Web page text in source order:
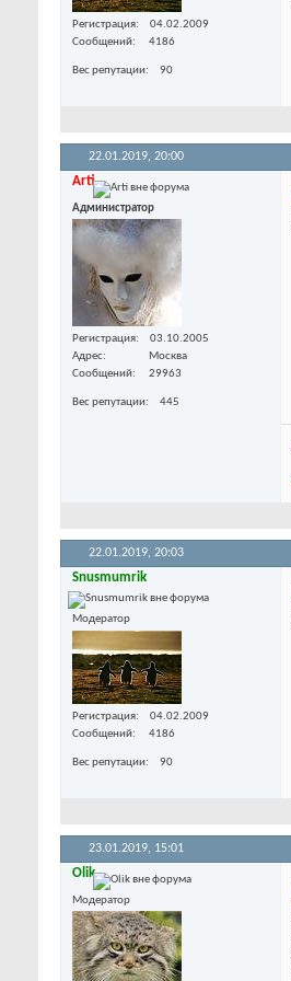
Регистрация
04.02.2009
Сообщений
4186
Вес репутации 90
22.01.2019, 20:00
Arti
Администратор
Регистрация
03.10.2005
Адрес
Москва
Сообщений
29963
Вес репутации 445
22.01.2019, 20:03
Snusmumrik
Модератор
Регистрация
04.02.2009
Сообщений
4186
Вес репутации 90
23.01.2019, 15:01
Olik
Модератор